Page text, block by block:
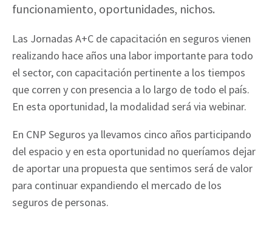
funcionamiento, oportunidades, nichos.
Las Jornadas A+C de capacitación en seguros vienen
realizando hace años una labor importante para todo
el sector, con capacitación pertinente a los tiempos
que corren y con presencia a lo largo de todo el país.
En esta oportunidad, la modalidad será via webinar.
En CNP Seguros ya llevamos cinco años participando
del espacio y en esta oportunidad no queríamos dejar
de aportar una propuesta que sentimos será de valor
para continuar expandiendo el mercado de los
seguros de personas.